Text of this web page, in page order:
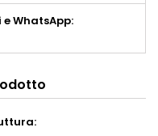
WhatsApp: